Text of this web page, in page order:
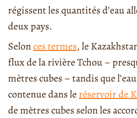
régissent les quantités d’eau
deux pays.
Selonces termes, le
flux de la rivière Tchou –
mètres cubes – tandis que
contenue dans le réservoir de
de mètres cubes selon les